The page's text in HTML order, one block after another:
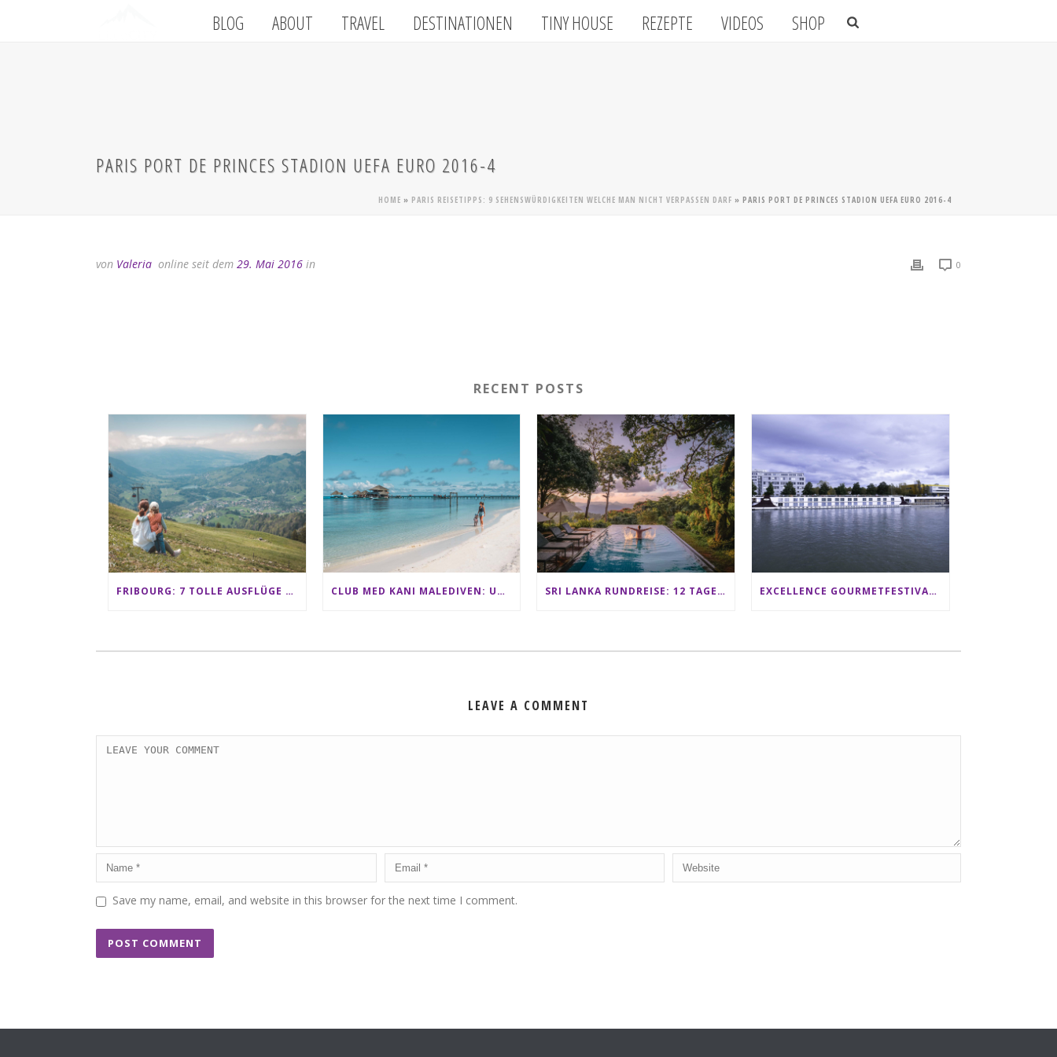
BLOG ABOUT TRAVEL DESTINATIONEN TINY HOUSE REZEPTE VIDEOS SHOP
PARIS PORT DE PRINCES STADION UEFA EURO 2016-4
HOME » PARIS REISETIPPS: 9 SEHENSWÜRDIGKEITEN WELCHE MAN NICHT VERPASSEN DARF » PARIS PORT DE PRINCES STADION UEFA EURO 2016-4
von Valeria online seit dem 29. Mai 2016 in 0
RECENT POSTS
FRIBOURG: 7 TOLLE AUSFLÜGE FÜR FAMILIEN VON CHARMEY BIS LES PACCOTS CLUB MED KANI MALEDIVEN: UNSERE ERFAHRUNGEN IM ALL-INCLUSIVE PARADIES SRI LANKA RUNDREISE: 12 TAGE ZWISCHEN ELEFANTEN, TEEPLANTAGEN & STRAND ALS FAMILIE EXCELLENCE GOURMETFESTIVAL ´25: ZWEI STERNEKÖCHE ANTONIO GUIDA & DARIO MORESCO VERWÖHNEN IHRE GÄSTE AUF EINER LUXERIÖSEN SCHIFFSREISE
LEAVE A COMMENT
Save my name, email, and website in this browser for the next time I comment.